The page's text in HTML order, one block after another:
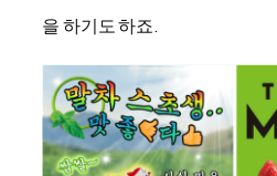
을 하기도 하죠.